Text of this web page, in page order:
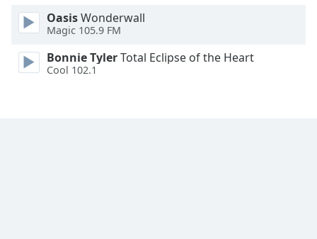
Reset
Done
Close
OasisWonderwall
Magic 105.9 FM
Bonnie TylerTotal Eclipse of the Heart
Cool 102.1